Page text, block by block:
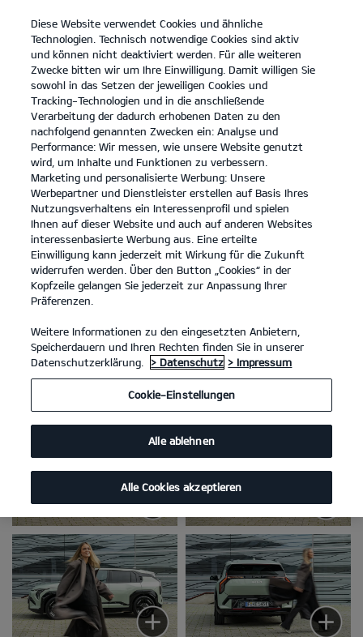
open
menu
KONTAKT
Galerie
... ... GALERIE
Kia EV3 Frontantrieb, 81,4-kWh-Batterie GT-Line
(Strom/Reduktionsgetriebe); 150 kW (204 PS): Stromverbrauch
kombiniert 16,2 kWh/100 km; CO₂-Emissionen kombiniert
0 g/km; CO₂-Klasse A. Bis zu 597 km Reichweite.
Kia EV3 Frontantrieb, 81,4-kWh-Batterie Air
(Strom/Reduktionsgetriebe); 150 kW (204 PS): Stromverbrauch
kombiniert 14,9 kWh/100 km; CO₂-Emissionen kombiniert
Kia EV3 Galerie
Diese Website verwendet Cookies und ähnliche
Technologien. Technisch notwendige Cookies sind aktiv
und können nicht deaktiviert werden. Für alle weiteren
Zwecke bitten wir um Ihre Einwilligung. Damit willigen Sie
sowohl in das Setzen der jeweiligen Cookies und
Tracking-Technologien und in die anschließende
Verarbeitung der dadurch erhobenen Daten zu den
nachfolgend genannten Zwecken ein: Analyse und
Performance: Wir messen, wie unsere Website genutzt
wird, um Inhalte und Funktionen zu verbessern.
Marketing und personalisierte Werbung: Unsere
Werbepartner und Dienstleister erstellen auf Basis Ihres
Nutzungsverhaltens ein Interessenprofil und spielen
Ihnen auf dieser Website und auch auf anderen Websites
interessenbasierte Werbung aus. Eine erteilte
Einwilligung kann jederzeit mit Wirkung für die Zukunft
widerrufen werden. Über den Button „Cookies“ in der
Kopfzeile gelangen Sie jederzeit zur Anpassung Ihrer
Präferenzen.
Weitere Informationen zu den eingesetzten Anbietern,
Speicherdauern und Ihren Rechten finden Sie in unserer
Datenschutzerklärung.
> Datenschutz > Impressum
Cookie-Einstellungen
Alle ablehnen
Alle Cookies akzeptieren